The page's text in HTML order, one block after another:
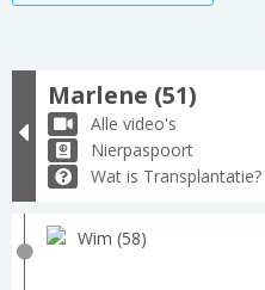
Marlene (51)
Alle video's
Nierpaspoort
Wat is Transplantatie?
Wim (58)